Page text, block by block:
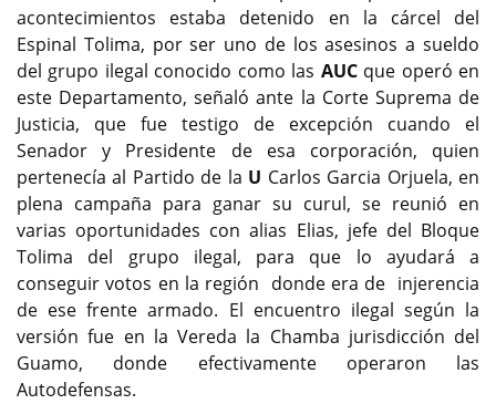
acontecimientos estaba detenido en la cárcel del
Espinal Tolima, por ser uno de los asesinos a sueldo
del grupo ilegal conocido como las AUC que operó en
este Departamento, señaló ante la Corte Suprema de
Justicia, que fue testigo de excepción cuando el
Senador y Presidente de esa corporación, quien
pertenecía al Partido de la U Carlos Garcia Orjuela, en
plena campaña para ganar su curul, se reunió en
varias oportunidades con alias Elias, jefe del Bloque
Tolima del grupo ilegal, para que lo ayudará a
conseguir votos en la región donde era de injerencia
de ese frente armado. El encuentro ilegal según la
versión fue en la Vereda la Chamba jurisdicción del
Guamo, donde efectivamente operaron las
Autodefensas.